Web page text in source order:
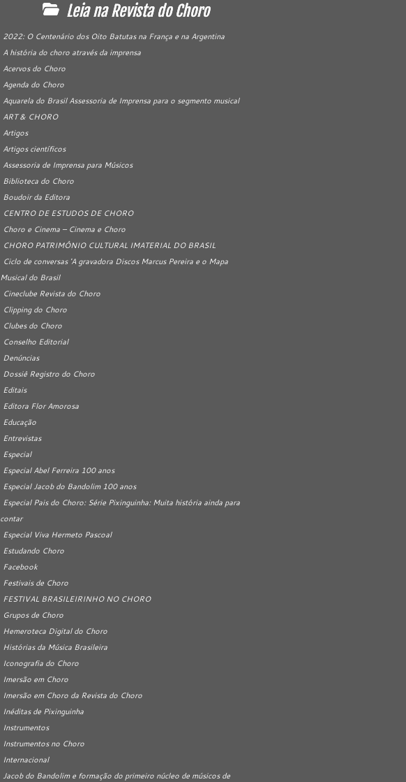
Leia na Revista do Choro
2022: O Centenário dos Oito Batutas na França e na Argentina
A história do choro através da imprensa
Acervos do Choro
Agenda do Choro
Aquarela do Brasil Assessoria de Imprensa para o segmento musical
ART & CHORO
Artigos
Artigos científicos
Assessoria de Imprensa para Músicos
Biblioteca do Choro
Boudoir da Editora
CENTRO DE ESTUDOS DE CHORO
Choro e Cinema – Cinema e Choro
CHORO PATRIMÔNIO CULTURAL IMATERIAL DO BRASIL
Ciclo de conversas 'A gravadora Discos Marcus Pereira e o Mapa
Musical do Brasil
Cineclube Revista do Choro
Clipping do Choro
Clubes do Choro
Conselho Editorial
Denúncias
Dossiê Registro do Choro
Editais
Editora Flor Amorosa
Educação
Entrevistas
Especial
Especial Abel Ferreira 100 anos
Especial Jacob do Bandolim 100 anos
Especial Pais do Choro: Série Pixinguinha: Muita história ainda para
contar
Especial Viva Hermeto Pascoal
Estudando Choro
Facebook
Festivais de Choro
FESTIVAL BRASILEIRINHO NO CHORO
Grupos de Choro
Hemeroteca Digital do Choro
Histórias da Música Brasileira
Iconografia do Choro
Imersão em Choro
Imersão em Choro da Revista do Choro
Inéditas de Pixinguinha
Instrumentos
Instrumentos no Choro
Internacional
Jacob do Bandolim e formação do primeiro núcleo de músicos de